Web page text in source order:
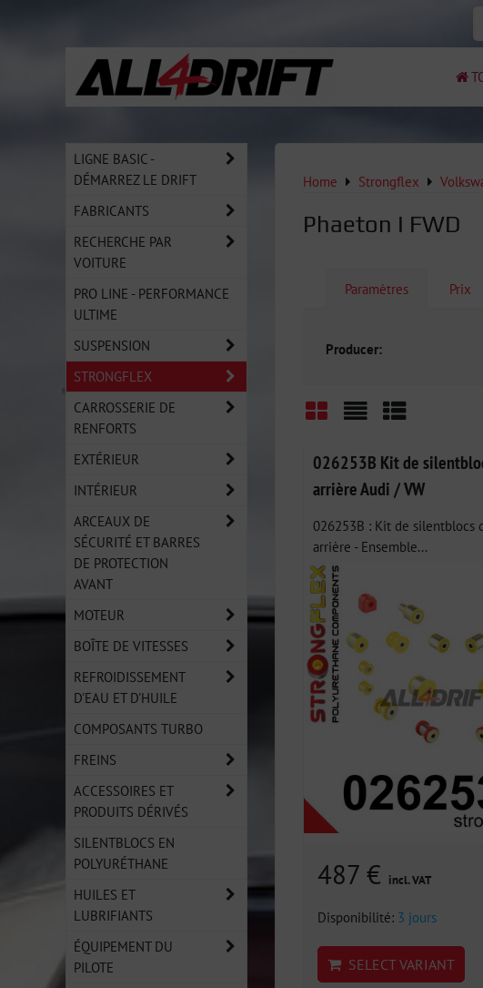
Home Strongflex
Phaeton I FWD
Paramètres Prix
Producer:
026253B Kit de
arrière Audi / VW
026253B : Kit de silentblocs
arrière - Ensemble...
487 € incl. VAT
Disponibilité: 3 jours
SELECT VARIANT
LIGNE BASIC -
DÉMARREZ LE DRIFT
FABRICANTS
RECHERCHE PAR
VOITURE
PRO LINE - PERFORMANCE
ULTIME
SUSPENSION
STRONGFLEX
CARROSSERIE DE
RENFORTS
EXTÉRIEUR
INTÉRIEUR
ARCEAUX DE
SÉCURITÉ ET BARRES
DE PROTECTION
AVANT
MOTEUR
BOÎTE DE VITESSES
REFROIDISSEMENT
D'EAU ET D'HUILE
COMPOSANTS TURBO
FREINS
ACCESSOIRES ET
PRODUITS DÉRIVÉS
SILENTBLOCS EN
POLYURÉTHANE
HUILES ET
LUBRIFIANTS
ÉQUIPEMENT DU
PILOTE